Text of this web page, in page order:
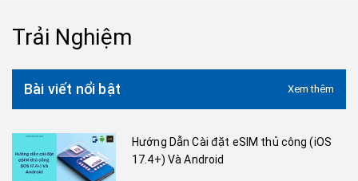
Trải Nghiệm
Bài viết nổi bật Xem thêm
Hướng Dẫn Cài đặt eSIM thủ công (iOS
17.4+) Và Android